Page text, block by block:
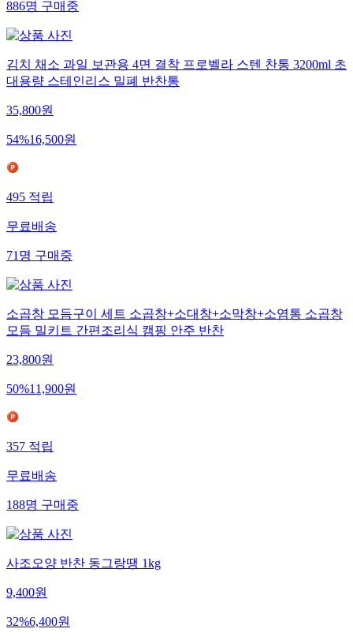
886명구매중
김치 채소 과일 보관용 4면 결착 프로벨라 스텐 찬통 3200ml 초
대용량 스테인리스 밀폐 반찬통
35,800원
54%16,500원
495적립
무료배송
71명구매중
소곱창 모듬구이 세트 소곱창+소대창+소막창+소염통 소곱창
모듬 밀키트 간편조리식 캠핑 안주 반찬
23,800원
50%11,900원
357적립
무료배송
188명구매중
사조오양 반찬 동그랑땡 1kg
9,400원
32%6,400원